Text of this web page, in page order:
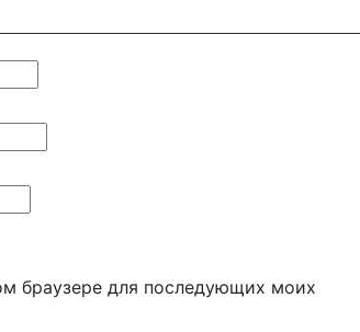
браузере для последующих моих